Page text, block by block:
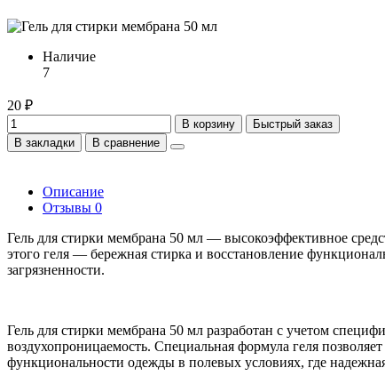
Наличие
7
20 ₽
В корзину
Быстрый заказ
В закладки
В сравнение
Описание
Отзывы 0
Гель для стирки мембрана 50 мл — высокоэффективное
этого геля — бережная стирка и восстановление
загрязненности.
Гель для стирки мембрана 50 мл разработан с учетом
воздухопроницаемость. Специальная формула геля
функциональности одежды в полевых условиях, где